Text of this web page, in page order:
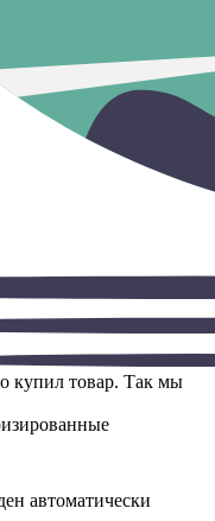
купил товар. Так мы
автоматически